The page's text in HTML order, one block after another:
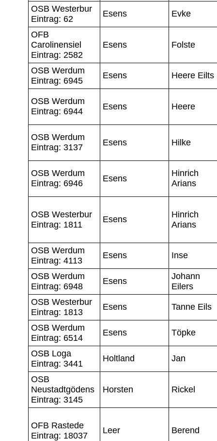
OSB Westerbur
Eintrag: 62
Esens Evke
OFB
Carolinensiel
Eintrag: 2582
Esens Folste
OSB Werdum
Eintrag: 6945
Esens Heere Eilts
OSB Werdum
Eintrag: 6944
Esens Heere
OSB Werdum
Eintrag: 3137
Esens Hilke
OSB Werdum
Eintrag: 6946
Esens
Hinrich
Arians
OSB Westerbur
Eintrag: 1811
Esens
Hinrich
Arians
OSB Werdum
Eintrag: 4113
Esens Inse
OSB Werdum
Eintrag: 6948
Esens
Johann
Eilers
OSB Westerbur
Eintrag: 1813
Esens Tanne Eils
OSB Werdum
Eintrag: 6514
Esens Töpke
OSB Loga
Eintrag: 3441
Holtland Jan
OSB
Neustadtgödens
Eintrag: 3145
Horsten Rickel
OFB Rastede
Eintrag: 18037
Leer Berend